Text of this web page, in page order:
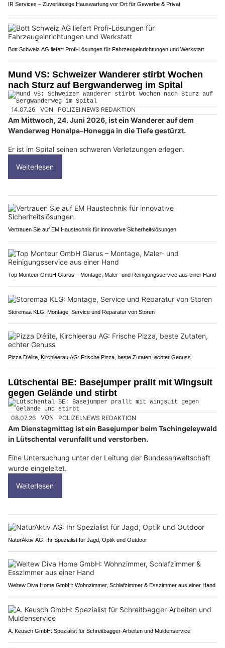
IR Services – Zuverlässige Hauswartung vor Ort für Gewerbe & Privat
Bott Schweiz AG liefert Profi-Lösungen für Fahrzeugeinrichtungen und Werkstatt
Mund VS: Schweizer Wanderer stirbt Wochen
nach Sturz auf Bergwanderweg im Spital
14.07.26 VON POLIZEI.NEWS REDAKTION
Am Mittwoch, 24. Juni 2026, ist ein Wanderer auf dem
Wanderweg Honalpa–Honegga in die Tiefe gestürzt.
Er ist im Spital seinen schweren Verletzungen erlegen.
Weiterlesen
Vertrauen Sie auf EM Haustechnik für innovative Sicherheitslösungen
Top Monteur GmbH Glarus – Montage, Maler- und Reinigungsservice aus einer Hand
Storemaa KLG: Montage, Service und Reparatur von Storen
Pizza D’élite, Kirchleerau AG: Frische Pizza, beste Zutaten, echter Genuss
Lütschental BE: Basejumper prallt mit Wingsuit
gegen Gelände und stirbt
08.07.26 VON POLIZEI.NEWS REDAKTION
Am Dienstagmittag ist ein Basejumper beim Tschingeleywald
in Lütschental verunfallt und verstorben.
Eine Untersuchung unter der Leitung der Bundesanwaltschaft
wurde eingeleitet.
Weiterlesen
NaturAktiv AG: Ihr Spezialist für Jagd, Optik und Outdoor
Weltew Diva Home GmbH: Wohnzimmer, Schlafzimmer & Esszimmer aus einer Hand
A. Keusch GmbH: Spezialist für Schreitbagger-Arbeiten und Muldenservice